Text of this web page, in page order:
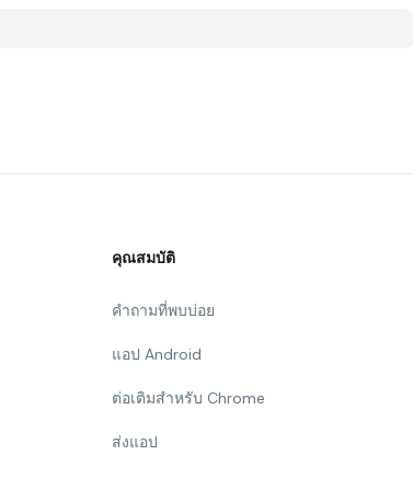
คุณสมบัติ
คำถามที่พบบ่อย
แอป Android
ต่อเติมสำหรับ Chrome
ส่งแอป